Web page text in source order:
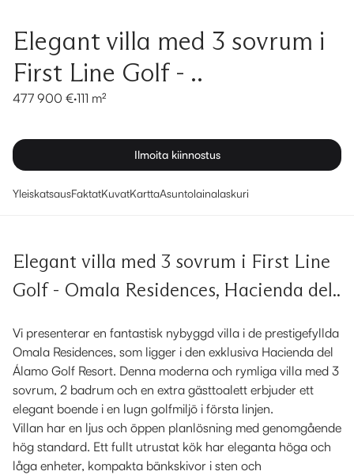
Elegant villa med 3 sovrum i
First Line Golf - ..
477 900 €·111 m²
Ilmoita kiinnostus
YleiskatsausFaktatKuvatKarttaAsuntolainalaskuri
Elegant villa med 3 sovrum i First Line
Golf - Omala Residences, Hacienda del..
Vi presenterar en fantastisk nybyggd villa i de prestigefyllda
Omala Residences, som ligger i den exklusiva Hacienda del
Álamo Golf Resort. Denna moderna och rymliga villa med 3
sovrum, 2 badrum och en extra gästtoalett erbjuder ett
elegant boende i en lugn golfmiljö i första linjen.
Villan har en ljus och öppen planlösning med genomgående
hög standard. Ett fullt utrustat kök har eleganta höga och
låga enheter, kompakta bänkskivor i sten och